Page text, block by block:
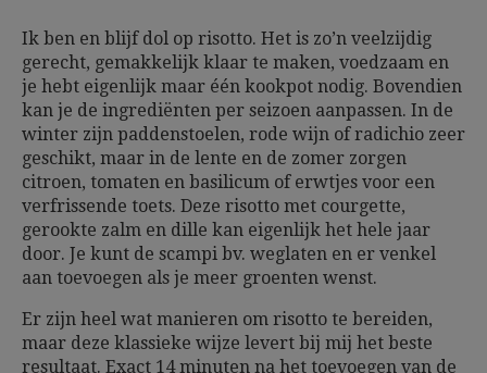
Ik ben en blijf dol op risotto. Het is zo’n veelzijdig
gerecht, gemakkelijk klaar te maken, voedzaam en
je hebt eigenlijk maar één kookpot nodig. Bovendien
kan je de ingrediënten per seizoen aanpassen. In de
winter zijn paddenstoelen, rode wijn of radichio zeer
geschikt, maar in de lente en de zomer zorgen
citroen, tomaten en basilicum of erwtjes voor een
verfrissende toets. Deze risotto met courgette,
gerookte zalm en dille kan eigenlijk het hele jaar
door. Je kunt de scampi bv. weglaten en er venkel
aan toevoegen als je meer groenten wenst.
Er zijn heel wat manieren om risotto te bereiden,
maar deze klassieke wijze levert bij mij het beste
resultaat. Exact 14 minuten na het toevoegen van de